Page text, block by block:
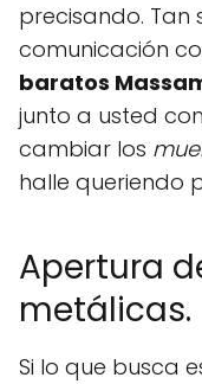
precisando. Tan
comunicación
baratos
junto a usted
cambiar los
halle queriendo
Apertura
metálicas.
Si lo que busca